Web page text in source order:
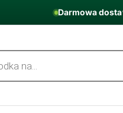
Darmowa